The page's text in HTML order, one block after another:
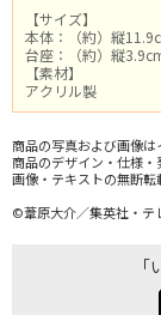
【サイズ】
本体：（約）縦
台座：（約）縦
【素材】
アクリル製
商品の写真および画像は
商品のデザイン・仕様・
画像・テキストの無断転
©葦原大介／集英社・テ